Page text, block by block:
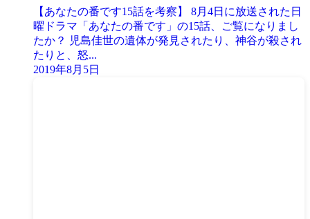
【あなたの番です15話を考察】 8月4日に放送された日
曜ドラマ「あなたの番です」の15話、ご覧になりまし
たか？ 児島佳世の遺体が発見されたり、神谷が殺され
たりと、怒...
2019年8月5日